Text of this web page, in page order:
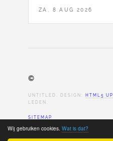
Wij gebruiken cookies. Wat is dat?
ZA, 8 AUG 2026
©
UNTITLED. DESIGN: HTML5 UP
LEDEN.
SITEMAP